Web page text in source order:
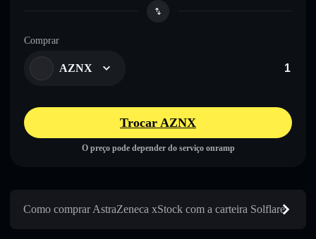
Comprar
AZNX
Trocar AZNX
O preço pode depender do serviço onramp
Como comprar AstraZeneca xStock com a carteira Solflare